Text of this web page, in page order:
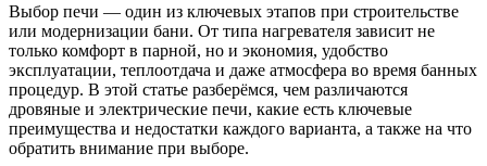
Выбор печи — один из ключевых этапов при строительстве
или модернизации бани. От типа нагревателя зависит не
только комфорт в парной, но и экономия, удобство
эксплуатации, теплоотдача и даже атмосфера во время банных
процедур. В этой статье разберёмся, чем различаются
дровяные и электрические печи, какие есть ключевые
преимущества и недостатки каждого варианта, а также на что
обратить внимание при выборе.